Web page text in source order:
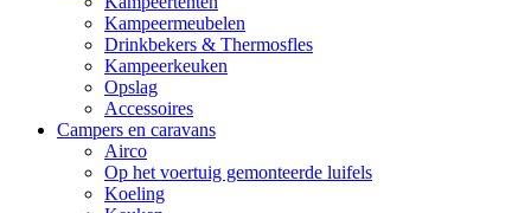
Kampeermeubelen
Drinkbekers & Thermosfles
Kampeerkeuken
Opslag
Accessoires
Campers en caravans
Airco
Op het voertuig gemonteerde luifels
Koeling